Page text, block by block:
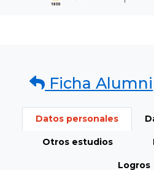
Ficha Alumni
Datos personales
Otros estudios
Logros